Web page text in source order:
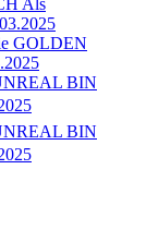
GOLDEN
BIN
BIN